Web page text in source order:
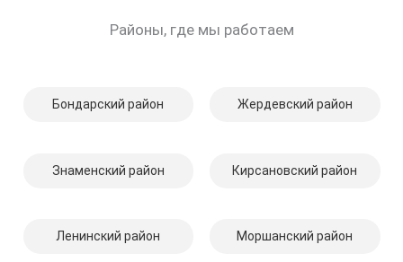
Районы, где мы работаем
Бондарский район Жердевский район
Знаменский район Кирсановский район
Ленинский район Моршанский район